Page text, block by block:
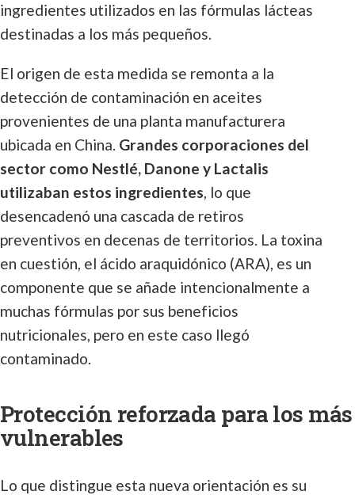
ingredientes utilizados en las fórmulas lácteas
destinadas a los más pequeños.
El origen de esta medida se remonta a la
detección de contaminación en aceites
provenientes de una planta manufacturera
ubicada en China. Grandes corporaciones del
sector como Nestlé, Danone y Lactalis
utilizaban estos ingredientes, lo que
desencadenó una cascada de retiros
preventivos en decenas de territorios. La toxina
en cuestión, el ácido araquidónico (ARA), es un
componente que se añade intencionalmente a
muchas fórmulas por sus beneficios
nutricionales, pero en este caso llegó
contaminado.
Protección reforzada para los más
vulnerables
Lo que distingue esta nueva orientación es su